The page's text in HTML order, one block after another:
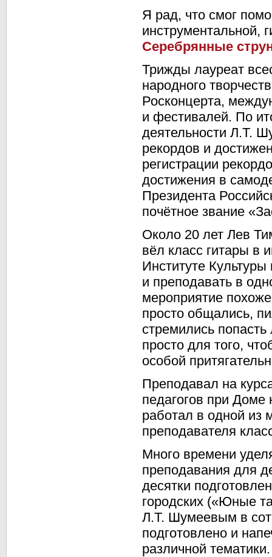
Я рад, что смог
инструментальной,
Серебрянные
Трижды лауреат
народного
Росконцерта,
и фестивалей. По
деятельности Л.Т.
рекордов и
регистрации
достижения в
Президента
почётное звание
Около 20 лет Лев
вёл класс гитары в
Институте
и преподавать в
мероприятие
просто общались,
стремились
просто для того,
особой
Преподавал на
педагогов при Доме
работал в одной из
преподавателя
Много времени
преподавания для
десятки
городских («Юные
Л.Т. Шумеевым в
подготовлено и
различной тематики.